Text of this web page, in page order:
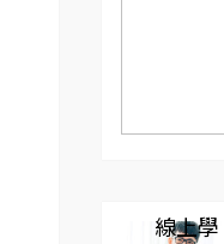
線上學